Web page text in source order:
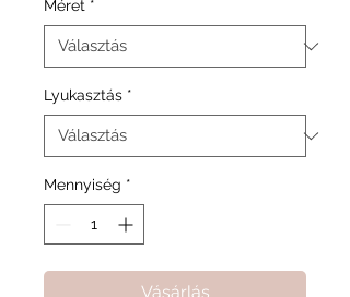
Méret *
Lyukasztás *
Mennyiség *
Vásárlás